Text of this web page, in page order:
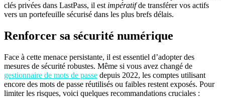
clés privées dans LastPass, il est impératifde transférer vos actifs
vers un portefeuille sécurisé dans les plus brefs délais.
Renforcer sa sécurité numérique
Face à cette menace persistante, il est essentiel d’adopter des
mesures de sécurité robustes. Même si vous avez changé de
gestionnaire de mots de passe depuis 2022, les comptes utilisant
encore des mots de passe réutilisés ou faibles restent exposés. Pour
limiter les risques, voici quelques recommandations cruciales :